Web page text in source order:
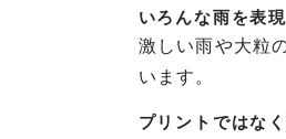
いろんな雨を表現
激しい雨や大粒
います。
プリントではな